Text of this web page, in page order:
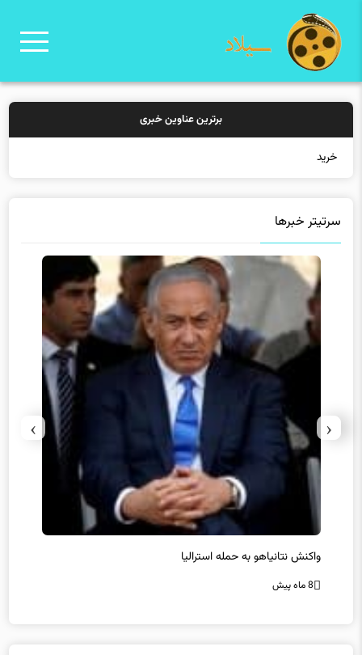
برترین عناوین خبری
خرید بیمه: سن
سرتیتر خبرها
واکنش نتانیاهو به حمله استرالیا
8 ماه پیش
‹
›